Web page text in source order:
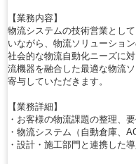
【業務内容】
物流システムの技術営業とし
いながら、物流ソリューショ
社会的な物流自動化ニーズに
流機器を融合した最適な物流
寄与していただきます。
【業務詳細】
・お客様の物流課題の整理、
・物流システム（自動倉庫、
・設計・施工部門と連携した